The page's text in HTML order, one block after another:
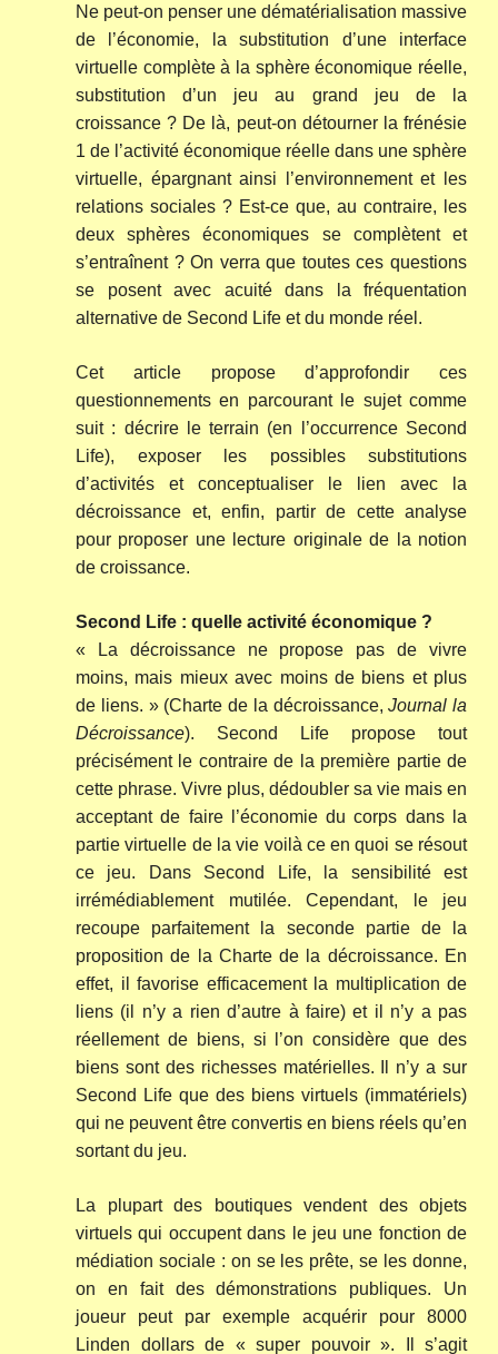
Ne peut-on penser une dématérialisation massive
de l’économie, la substitution d’une interface
virtuelle complète à la sphère économique réelle,
substitution d’un jeu au grand jeu de la
croissance ? De là, peut-on détourner la frénésie
1 de l’activité économique réelle dans une sphère
virtuelle, épargnant ainsi l’environnement et les
relations sociales ? Est-ce que, au contraire, les
deux sphères économiques se complètent et
s’entraînent ? On verra que toutes ces questions
se posent avec acuité dans la fréquentation
alternative de Second Life et du monde réel.
Cet article propose d’approfondir ces
questionnements en parcourant le sujet comme
suit : décrire le terrain (en l’occurrence Second
Life), exposer les possibles substitutions
d’activités et conceptualiser le lien avec la
décroissance et, enfin, partir de cette analyse
pour proposer une lecture originale de la notion
de croissance.
Second Life : quelle activité économique ?
« La décroissance ne propose pas de vivre
moins, mais mieux avec moins de biens et plus
de liens. » (Charte de la décroissance,Journal la
Décroissance). Second Life propose tout
précisément le contraire de la première partie de
cette phrase. Vivre plus, dédoubler sa vie mais en
acceptant de faire l’économie du corps dans la
partie virtuelle de la vie voilà ce en quoi se résout
ce jeu. Dans Second Life, la sensibilité est
irrémédiablement mutilée. Cependant, le jeu
recoupe parfaitement la seconde partie de la
proposition de la Charte de la décroissance. En
effet, il favorise efficacement la multiplication de
liens (il n’y a rien d’autre à faire) et il n’y a pas
réellement de biens, si l’on considère que des
biens sont des richesses matérielles. Il n’y a sur
Second Life que des biens virtuels (immatériels)
qui ne peuvent être convertis en biens réels qu’en
sortant du jeu.
La plupart des boutiques vendent des objets
virtuels qui occupent dans le jeu une fonction de
médiation sociale : on se les prête, se les donne,
on en fait des démonstrations publiques. Un
joueur peut par exemple acquérir pour 8000
Linden dollars de « super pouvoir ». Il s’agit